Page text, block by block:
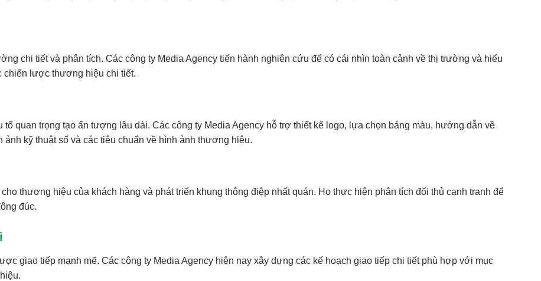
chi tiết và phân tích. Các công ty Media Agency tiến hành nghiên cứu để có cái nhìn toàn cảnh về thị trường và hiểu
chiến lược thương hiệu chi tiết.
quan trọng tạo ấn tượng lâu dài. Các công ty Media Agency hỗ trợ thiết kế logo, lựa chọn bảng màu, hướng dẫn về
kỹ thuật số và các tiêu chuẩn về hình ảnh thương hiệu.
thương hiệu của khách hàng và phát triển khung thông điệp nhất quán. Họ thực hiện phân tích đối thủ cạnh tranh để
đúc.
giao tiếp mạnh mẽ. Các công ty Media Agency hiện nay xây dựng các kế hoạch giao tiếp chi tiết phù hợp với mục